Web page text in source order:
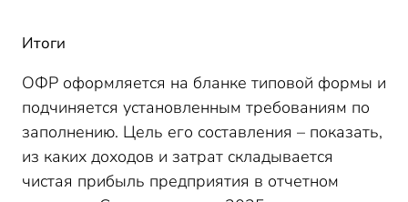
Итоги
ОФР оформляется на бланке типовой формы и
подчиняется установленным требованиям по
заполнению. Цель его составления – показать,
из каких доходов и затрат складывается
чистая прибыль предприятия в отчетном